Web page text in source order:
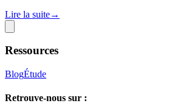
Lire la suite→
Ressources
BlogÉtude
Retrouve-nous sur :